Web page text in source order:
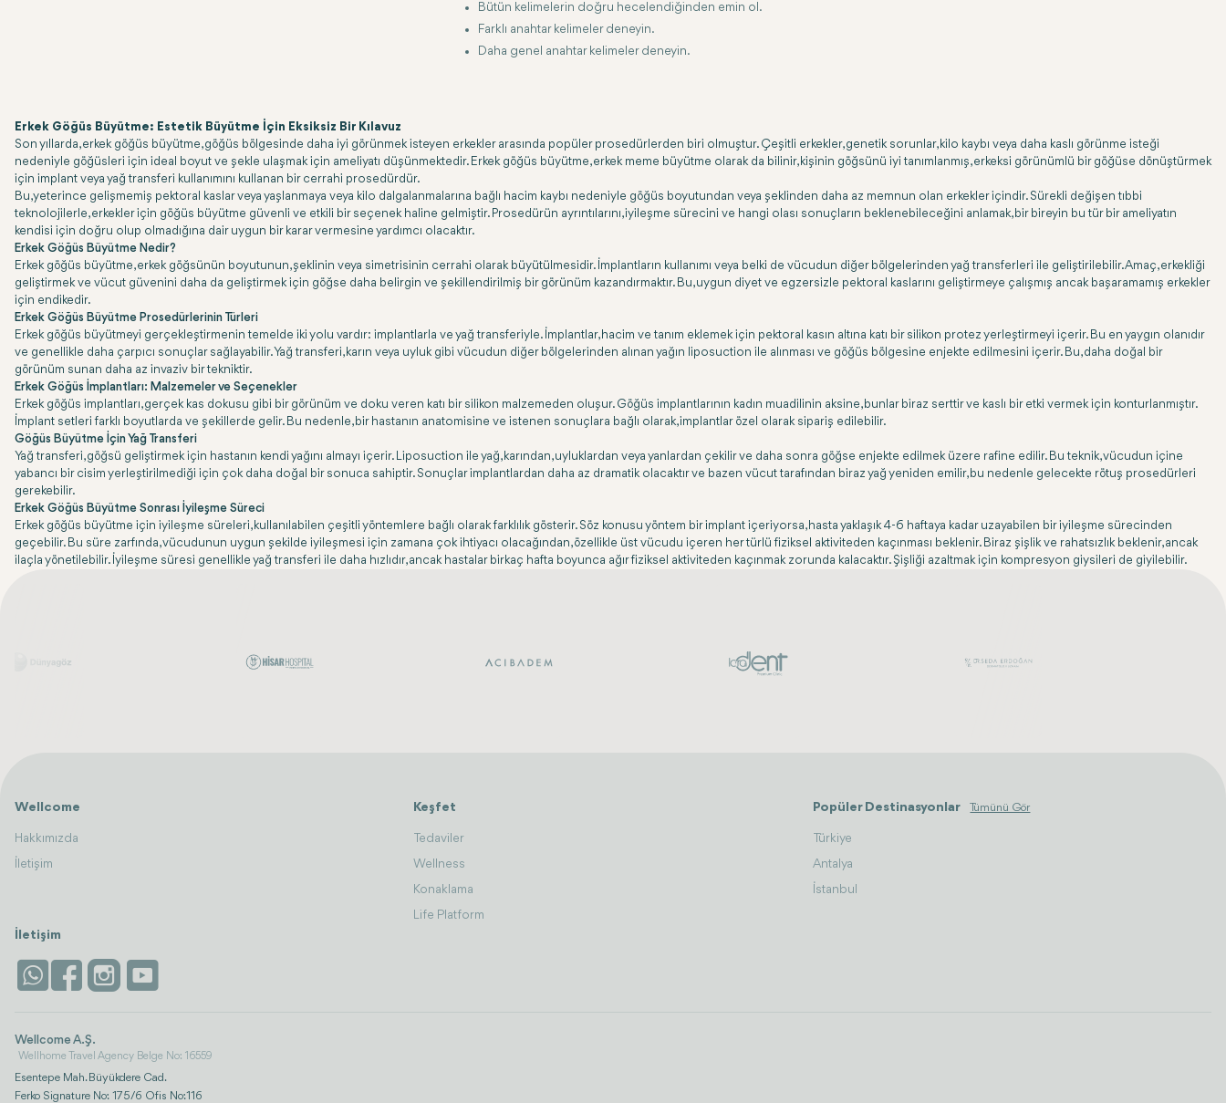
Bütün kelimelerin doğru hecelendiğinden emin ol.
Farklı anahtar kelimeler deneyin.
Daha genel anahtar kelimeler deneyin.
Erkek Göğüs Büyütme: Estetik Büyütme İçin Eksiksiz Bir Kılavuz
Son yıllarda, erkek göğüs büyütme, göğüs bölgesinde daha iyi görünmek isteyen erkekler arasında popüler prosedürlerden biri olmuştur. Çeşitli erkekler, genetik sorunlar, kilo kaybı veya daha kaslı görünme isteği
nedeniyle göğüsleri için ideal boyut ve şekle ulaşmak için ameliyatı düşünmektedir. Erkek göğüs büyütme, erkek meme büyütme olarak da bilinir, kişinin göğsünü iyi tanımlanmış, erkeksi görünümlü bir göğüse dönüştürmek
için implant veya yağ transferi kullanımını kullanan bir cerrahi prosedürdür.
Bu, yeterince gelişmemiş pektoral kaslar veya yaşlanmaya veya kilo dalgalanmalarına bağlı hacim kaybı nedeniyle göğüs boyutundan veya şeklinden daha az memnun olan erkekler içindir. Sürekli değişen tıbbi
teknolojilerle, erkekler için göğüs büyütme güvenli ve etkili bir seçenek haline gelmiştir. Prosedürün ayrıntılarını, iyileşme sürecini ve hangi olası sonuçların beklenebileceğini anlamak, bir bireyin bu tür bir ameliyatın
kendisi için doğru olup olmadığına dair uygun bir karar vermesine yardımcı olacaktır.
Erkek Göğüs Büyütme Nedir?
Erkek göğüs büyütme, erkek göğsünün boyutunun, şeklinin veya simetrisinin cerrahi olarak büyütülmesidir. İmplantların kullanımı veya belki de vücudun diğer bölgelerinden yağ transferleri ile geliştirilebilir. Amaç, erkekliği
geliştirmek ve vücut güvenini daha da geliştirmek için göğse daha belirgin ve şekillendirilmiş bir görünüm kazandırmaktır. Bu, uygun diyet ve egzersizle pektoral kaslarını geliştirmeye çalışmış ancak başaramamış erkekler
için endikedir.
Erkek Göğüs Büyütme Prosedürlerinin Türleri
Erkek göğüs büyütmeyi gerçekleştirmenin temelde iki yolu vardır: implantlarla ve yağ transferiyle. İmplantlar, hacim ve tanım eklemek için pektoral kasın altına katı bir silikon protez yerleştirmeyi içerir. Bu en yaygın olanıdır
ve genellikle daha çarpıcı sonuçlar sağlayabilir. Yağ transferi, karın veya uyluk gibi vücudun diğer bölgelerinden alınan yağın liposuction ile alınması ve göğüs bölgesine enjekte edilmesini içerir. Bu, daha doğal bir
görünüm sunan daha az invaziv bir tekniktir.
Erkek Göğüs İmplantları: Malzemeler ve Seçenekler
Erkek göğüs implantları, gerçek kas dokusu gibi bir görünüm ve doku veren katı bir silikon malzemeden oluşur. Göğüs implantlarının kadın muadilinin aksine, bunlar biraz serttir ve kaslı bir etki vermek için konturlanmıştır.
İmplant setleri farklı boyutlarda ve şekillerde gelir. Bu nedenle, bir hastanın anatomisine ve istenen sonuçlara bağlı olarak, implantlar özel olarak sipariş edilebilir.
Göğüs Büyütme İçin Yağ Transferi
Yağ transferi, göğsü geliştirmek için hastanın kendi yağını almayı içerir. Liposuction ile yağ, karından, uyluklardan veya yanlardan çekilir ve daha sonra göğse enjekte edilmek üzere rafine edilir. Bu teknik, vücudun içine
yabancı bir cisim yerleştirilmediği için çok daha doğal bir sonuca sahiptir. Sonuçlar implantlardan daha az dramatik olacaktır ve bazen vücut tarafından biraz yağ yeniden emilir, bu nedenle gelecekte rötuş prosedürleri
gerekebilir.
Erkek Göğüs Büyütme Sonrası İyileşme Süreci
Erkek göğüs büyütme için iyileşme süreleri, kullanılabilen çeşitli yöntemlere bağlı olarak farklılık gösterir. Söz konusu yöntem bir implant içeriyorsa, hasta yaklaşık 4-6 haftaya kadar uzayabilen bir iyileşme sürecinden
geçebilir. Bu süre zarfında, vücudunun uygun şekilde iyileşmesi için zamana çok ihtiyacı olacağından, özellikle üst vücudu içeren her türlü fiziksel aktiviteden kaçınması beklenir. Biraz şişlik ve rahatsızlık beklenir, ancak
ilaçla yönetilebilir. İyileşme süresi genellikle yağ transferi ile daha hızlıdır, ancak hastalar birkaç hafta boyunca ağır fiziksel aktiviteden kaçınmak zorunda kalacaktır. Şişliği azaltmak için kompresyon giysileri de giyilebilir.
Wellcome
Hakkımızda
İletişim
Keşfet
Tedaviler
Wellness
Konaklama
Life Platform
Popüler Destinasyonlar Tümünü Gör
Türkiye
Antalya
İstanbul
İletişim
Wellcome A.Ş.
Wellhome Travel Agency Belge No: 16559
Esentepe Mah. Büyükdere Cad.
Ferko Signature No: 175/6 Ofis No:116